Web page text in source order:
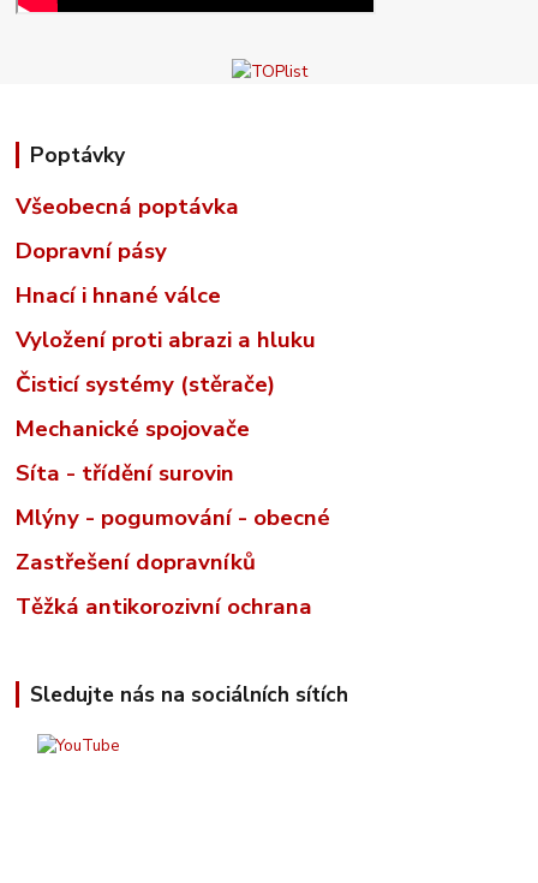
Poptávky
Všeobecná poptávka
Dopravní pásy
Hnací i hnané válce
Vyložení proti abrazi a hluku
Čisticí systémy (stěrače)
Mechanické spojovače
Síta - třídění surovin
Mlýny - pogumování - obecné
Zastřešení dopravníků
Těžká antikorozivní ochrana
Sledujte nás na sociálních sítích